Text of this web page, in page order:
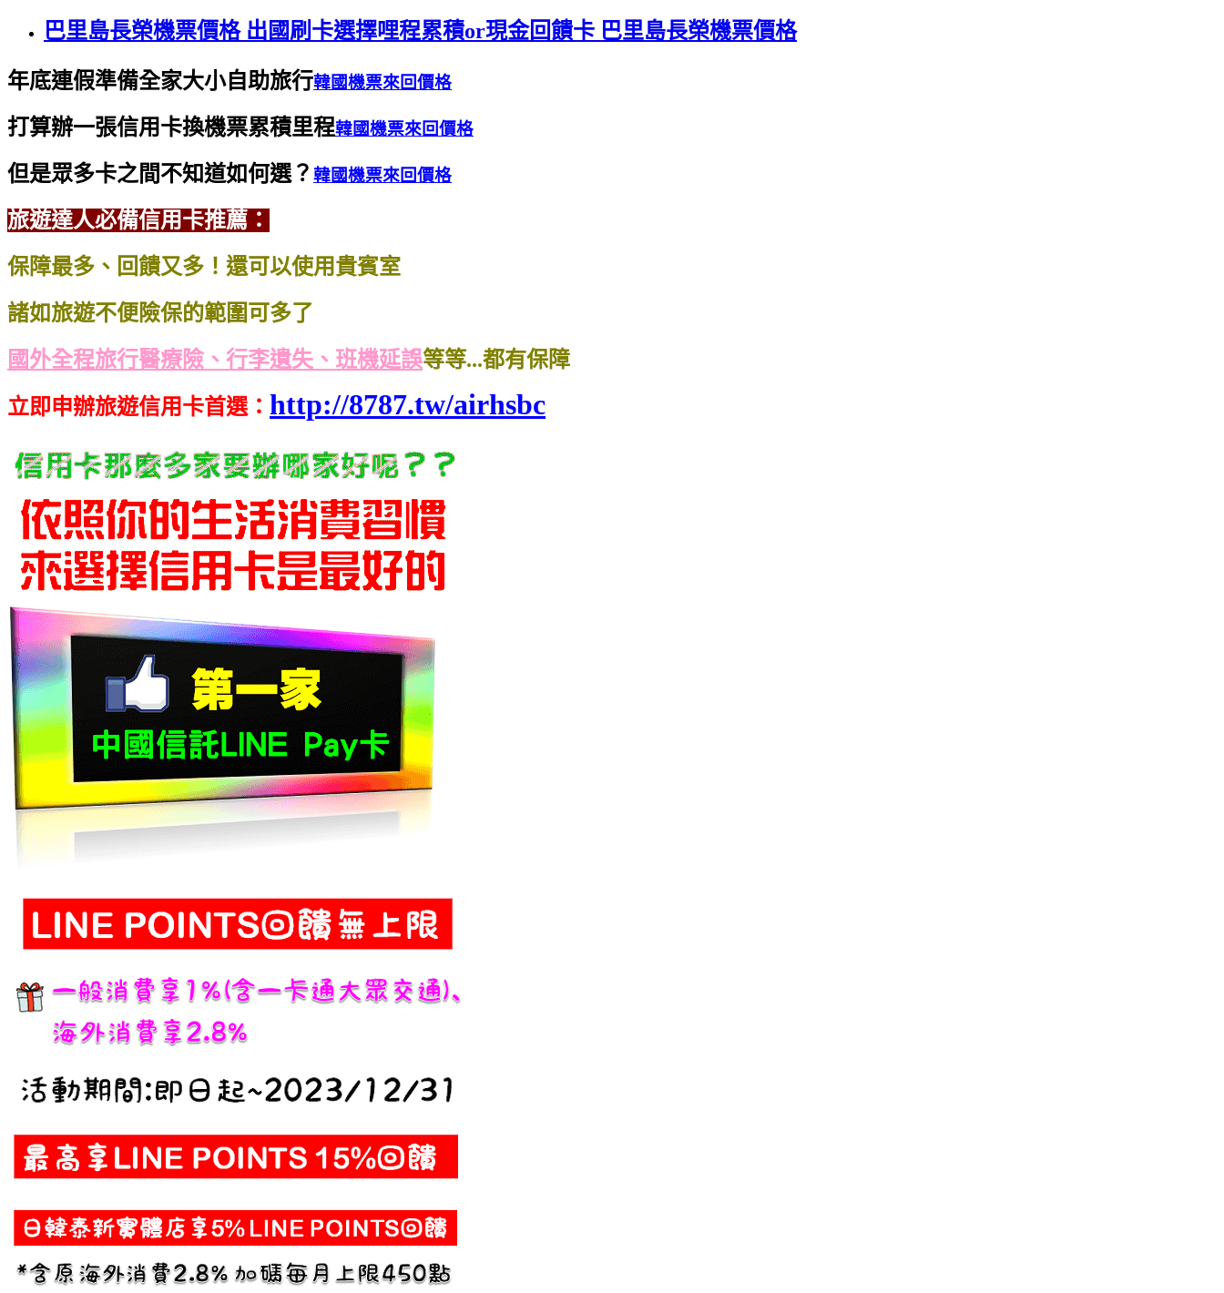
巴里島長榮機票價格 出國刷卡選擇哩程累積or現金回饋卡 巴里島長榮機票價格
年底連假準備全家大小自助旅行韓國機票來回價格
打算辦一張信用卡換機票累積里程韓國機票來回價格
但是眾多卡之間不知道如何選？ 韓國機票來回價格
旅遊達人必備信用卡推薦：
保障最多、回饋又多！還可以使用貴賓室
諸如旅遊不便險保的範圍可多了
國外全程旅行醫療險、行李遺失、班機延誤等等...都有保障
立即申辦旅遊信用卡首選 ： http://8787.tw/airhsbc